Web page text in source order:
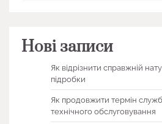
Нові записи
Як відрізнити справжній
підробки
Як продовжити термін
технічного обслуговування